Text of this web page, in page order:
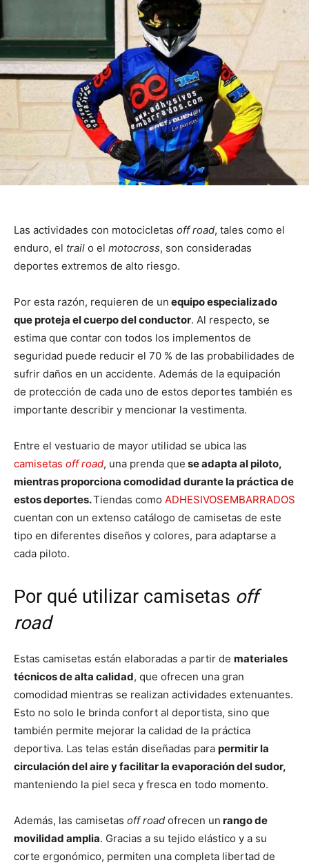
Las actividades con motocicletas off road, tales como el
enduro, el trail o el motocross, son consideradas
deportes extremos de alto riesgo.
Por esta razón, requieren de un equipo especializado
que proteja el cuerpo del conductor. Al respecto, se
estima que contar con todos los implementos de
seguridad puede reducir el 70 % de las probabilidades de
sufrir daños en un accidente. Además de la equipación
de protección de cada uno de estos deportes también es
importante describir y mencionar la vestimenta.
Entre el vestuario de mayor utilidad se ubica las
camisetas off road, una prenda que se adapta al piloto,
mientras proporciona comodidad durante la práctica de
estos deportes.Tiendas como ADHESIVOSEMBARRADOS
cuentan con un extenso catálogo de camisetas de este
tipo en diferentes diseños y colores, para adaptarse a
cada piloto.
Por qué utilizar camisetas off
road
Estas camisetas están elaboradas a partir de materiales
técnicos de alta calidad, que ofrecen una gran
comodidad mientras se realizan actividades extenuantes.
Esto no solo le brinda confort al deportista, sino que
también permite mejorar la calidad de la práctica
deportiva. Las telas están diseñadas para permitir la
circulación del aire y facilitar la evaporación del sudor,
manteniendo la piel seca y fresca en todo momento.
Además, las camisetas off road ofrecen un rango de
movilidad amplia. Gracias a su tejido elástico y a su
corte ergonómico, permiten una completa libertad de